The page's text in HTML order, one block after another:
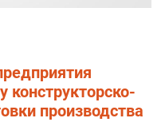
производства